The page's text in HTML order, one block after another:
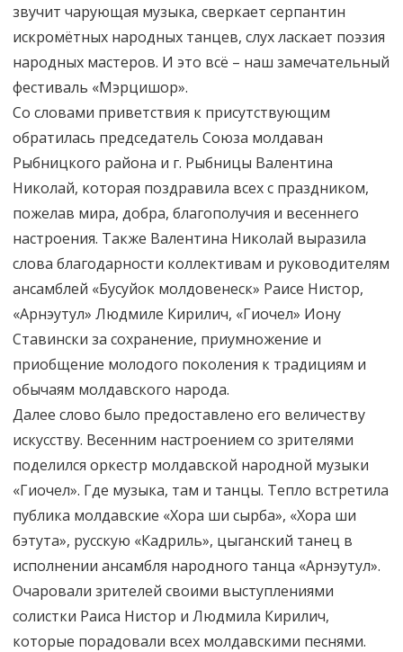
звучит чарующая музыка, сверкает серпантин
искромётных народных танцев, слух ласкает поэзия
народных мастеров. И это всё – наш замечательный
фестиваль «Мэрцишор».
Со словами приветствия к присутствующим
обратилась председатель Союза молдаван
Рыбницкого района и г. Рыбницы Валентина
Николай, которая поздравила всех с праздником,
пожелав мира, добра, благополучия и весеннего
настроения. Также Валентина Николай выразила
слова благодарности коллективам и руководителям
ансамблей «Бусуйок молдовенеск» Раисе Нистор,
«Арнэутул» Людмиле Кирилич, «Гиочел» Иону
Ставински за сохранение, приумножение и
приобщение молодого поколения к традициям и
обычаям молдавского народа.
Далее слово было предоставлено его величеству
искусству. Весенним настроением со зрителями
поделился оркестр молдавской народной музыки
«Гиочел». Где музыка, там и танцы. Тепло встретила
публика молдавские «Хора ши сырба», «Хора ши
бэтута», русскую «Кадриль», цыганский танец в
исполнении ансамбля народного танца «Арнэутул».
Очаровали зрителей своими выступлениями
солистки Раиса Нистор и Людмила Кирилич,
которые порадовали всех молдавскими песнями.